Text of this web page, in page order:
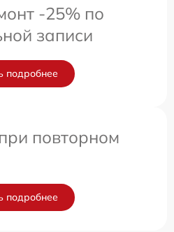
-25% по
записи
подробнее
повторном
подробнее